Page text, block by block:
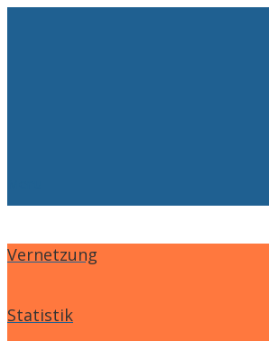
Vernetzung
Statistik